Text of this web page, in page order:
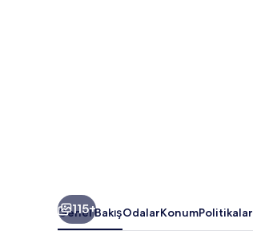
115+
Genel BakışOdalarKonumPolitikalar